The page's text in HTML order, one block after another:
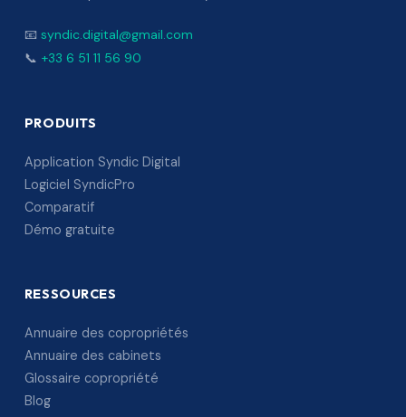
📧 syndic.digital@gmail.com
📞 +33 6 51 11 56 90
PRODUITS
Application Syndic Digital
Logiciel SyndicPro
Comparatif
Démo gratuite
RESSOURCES
Annuaire des copropriétés
Annuaire des cabinets
Glossaire copropriété
Blog